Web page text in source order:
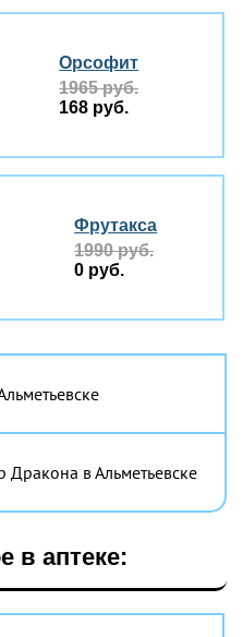
Орсофит
1965 руб.
168 руб.
Фрутакса
1990 руб.
0 руб.
Дракона в Альметьевске
в аптеке: